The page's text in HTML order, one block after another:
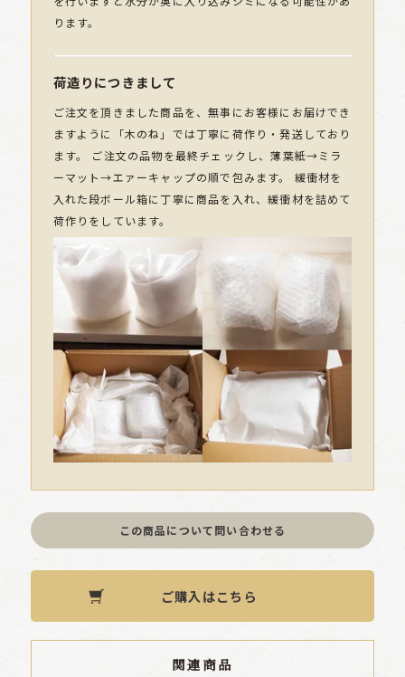
ります。
荷造りにつきまして
ご注文を頂きました商品を、無事にお客様にお届けでき
ますように「木のね」では丁寧に荷作り・発送しており
ます。 ご注文の品物を最終チェックし、薄葉紙→ミラ
ーマット→エァーキャップの順で包みます。 緩衝材を
入れた段ボール箱に丁寧に商品を入れ、緩衝材を詰めて
荷作りをしています。
この商品について問い合わせる
ご購入はこちら
関連商品